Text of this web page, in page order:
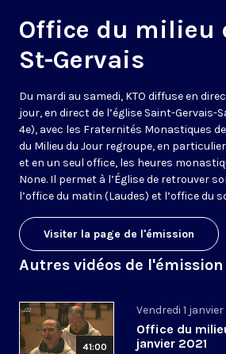
Office du milieu
St-Gervais
Du mardi au samedi, KTO diffuse en
jour, en direct de l’église Saint-Gervais-
4e), avec les Fraternités Monastiques
du Milieu du Jour regroupe, en
et en un seul office, les heures
None. Il permet à l’Église de retrouver
l’office du matin (Laudes) et l’office du
Visiter la page de l'émission
Autres vidéos de l'émission
41:00
Vendredi 1 janvier
Office du
janvier 2021